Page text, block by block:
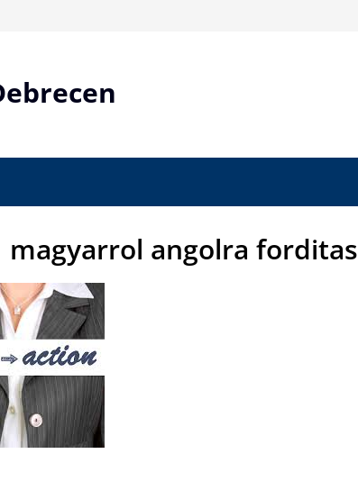
magyarrol angolra forditas